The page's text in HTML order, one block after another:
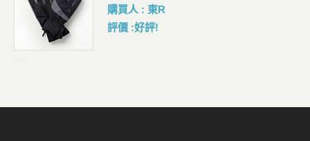
購買人 : 東R
評價 :好評!